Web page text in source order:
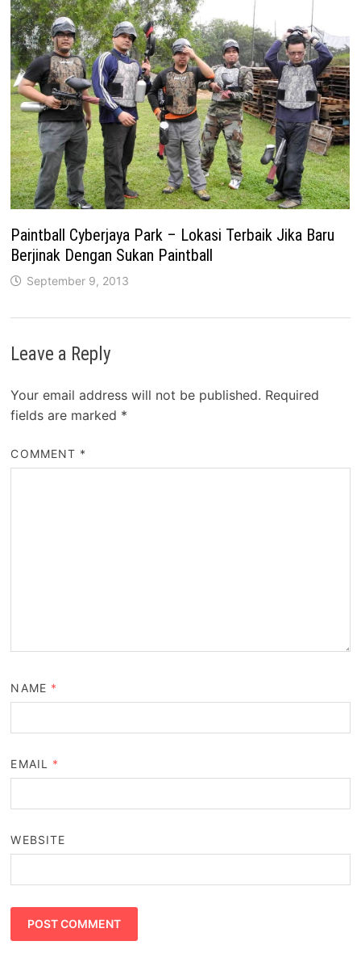
Paintball Cyberjaya Park – Lokasi Terbaik Jika Baru
Berjinak Dengan Sukan Paintball
September 9, 2013
Leave a Reply
Your email address will not be published. Required
fields are marked *
COMMENT *
NAME *
EMAIL *
WEBSITE